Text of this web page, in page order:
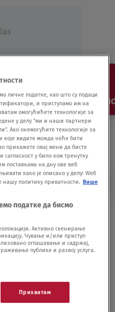
SPORT VIDEO
личне податке, као што су подаци
и приступамо им на
омогућићете технологије за
у делу "ми и наши партнери
Ако онемогућите технологије за
које видите можда неће бити
прикажете овај мени да бисте
у било ком тренутку
на дну ове веб
како је описано у делу: Wеб
нашу политику приватности. Више
податке да бисмо
Активно скенирање
Чување и/или приступ
оглашавање и садржај,
публике и развој услуга.
Прихватам